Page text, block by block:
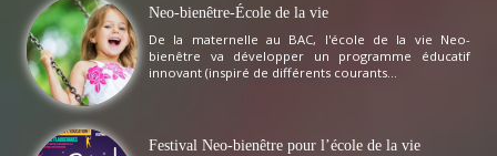
Neo-bienêtre-École de la vie
De la maternelle au BAC, l'école de la vie Neo-
bienêtre va développer un programme éducatif
innovant (inspiré de différents courants...
Festival Neo-bienêtre pour l’école de la vie